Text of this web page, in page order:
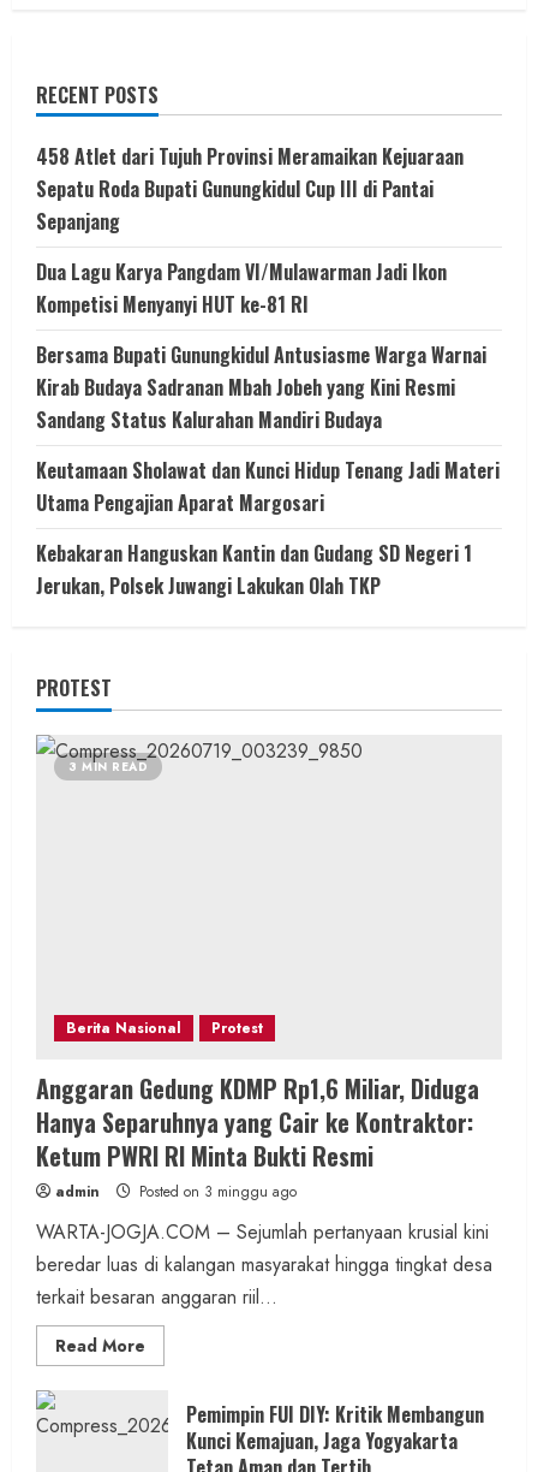
RECENT POSTS
458 Atlet dari Tujuh Provinsi Meramaikan Kejuaraan
Sepatu Roda Bupati Gunungkidul Cup III di Pantai
Sepanjang
Dua Lagu Karya Pangdam VI/Mulawarman Jadi Ikon
Kompetisi Menyanyi HUT ke-81 RI
Bersama Bupati Gunungkidul Antusiasme Warga Warnai
Kirab Budaya Sadranan Mbah Jobeh yang Kini Resmi
Sandang Status Kalurahan Mandiri Budaya
Keutamaan Sholawat dan Kunci Hidup Tenang Jadi Materi
Utama Pengajian Aparat Margosari
Kebakaran Hanguskan Kantin dan Gudang SD Negeri 1
Jerukan, Polsek Juwangi Lakukan Olah TKP
PROTEST
3 MIN READ
Berita Nasional Protest
Anggaran Gedung KDMP Rp1,6 Miliar, Diduga
Hanya Separuhnya yang Cair ke Kontraktor:
Ketum PWRI RI Minta Bukti Resmi
admin Posted on 3 minggu ago
WARTA-JOGJA.COM – Sejumlah pertanyaan krusial kini
beredar luas di kalangan masyarakat hingga tingkat desa
terkait besaran anggaran riil...
Read More
more
Gedung
KDMP
Rp1,6
Miliar,
Pemimpin FUI DIY: Kritik Membangun
Kunci Kemajuan, Jaga Yogyakarta